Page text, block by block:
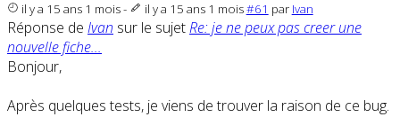
il y a 15 ans 1 mois- il y a 15 ans 1 mois#61 par Ivan
Réponse de Ivan sur le sujetRe: je ne peux pas creer une
nouvelle fiche...
Bonjour,
Après quelques tests, je viens de trouver la raison de ce bug.